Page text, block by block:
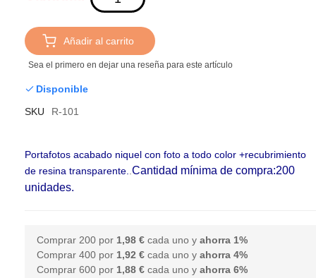
Añadir al carrito
Sea el primero en dejar una reseña para este artículo
Disponible
SKU
R-101
Portafotos acabado niquel con foto a todo color +recubrimiento
de resina transparente. Cantidad mínima de compra:200
unidades.
Comprar 200 por 1,98 € cada uno yahorra 1%
Comprar 400 por 1,92 € cada uno yahorra4%
Comprar 600 por 1,88 € cada uno yahorra6%